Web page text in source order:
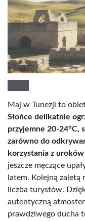
Maj w Tunezji to
Słońce delikatnie
przyjemne 20-24°C,
zarówno do
korzystania z
jeszcze męczące
latem. Kolejną zaletą
liczba turystów.
autentyczną
prawdziwego ducha